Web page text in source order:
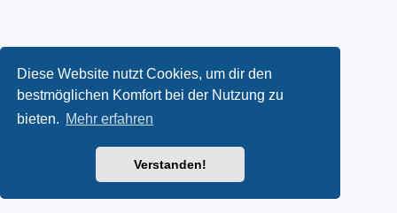
Diese Website nutzt Cookies, um dir den
bestmöglichen Komfort bei der Nutzung zu
bieten. Mehr erfahren
Verstanden!